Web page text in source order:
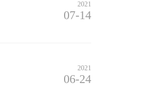
2021
07-14
2021
06-24